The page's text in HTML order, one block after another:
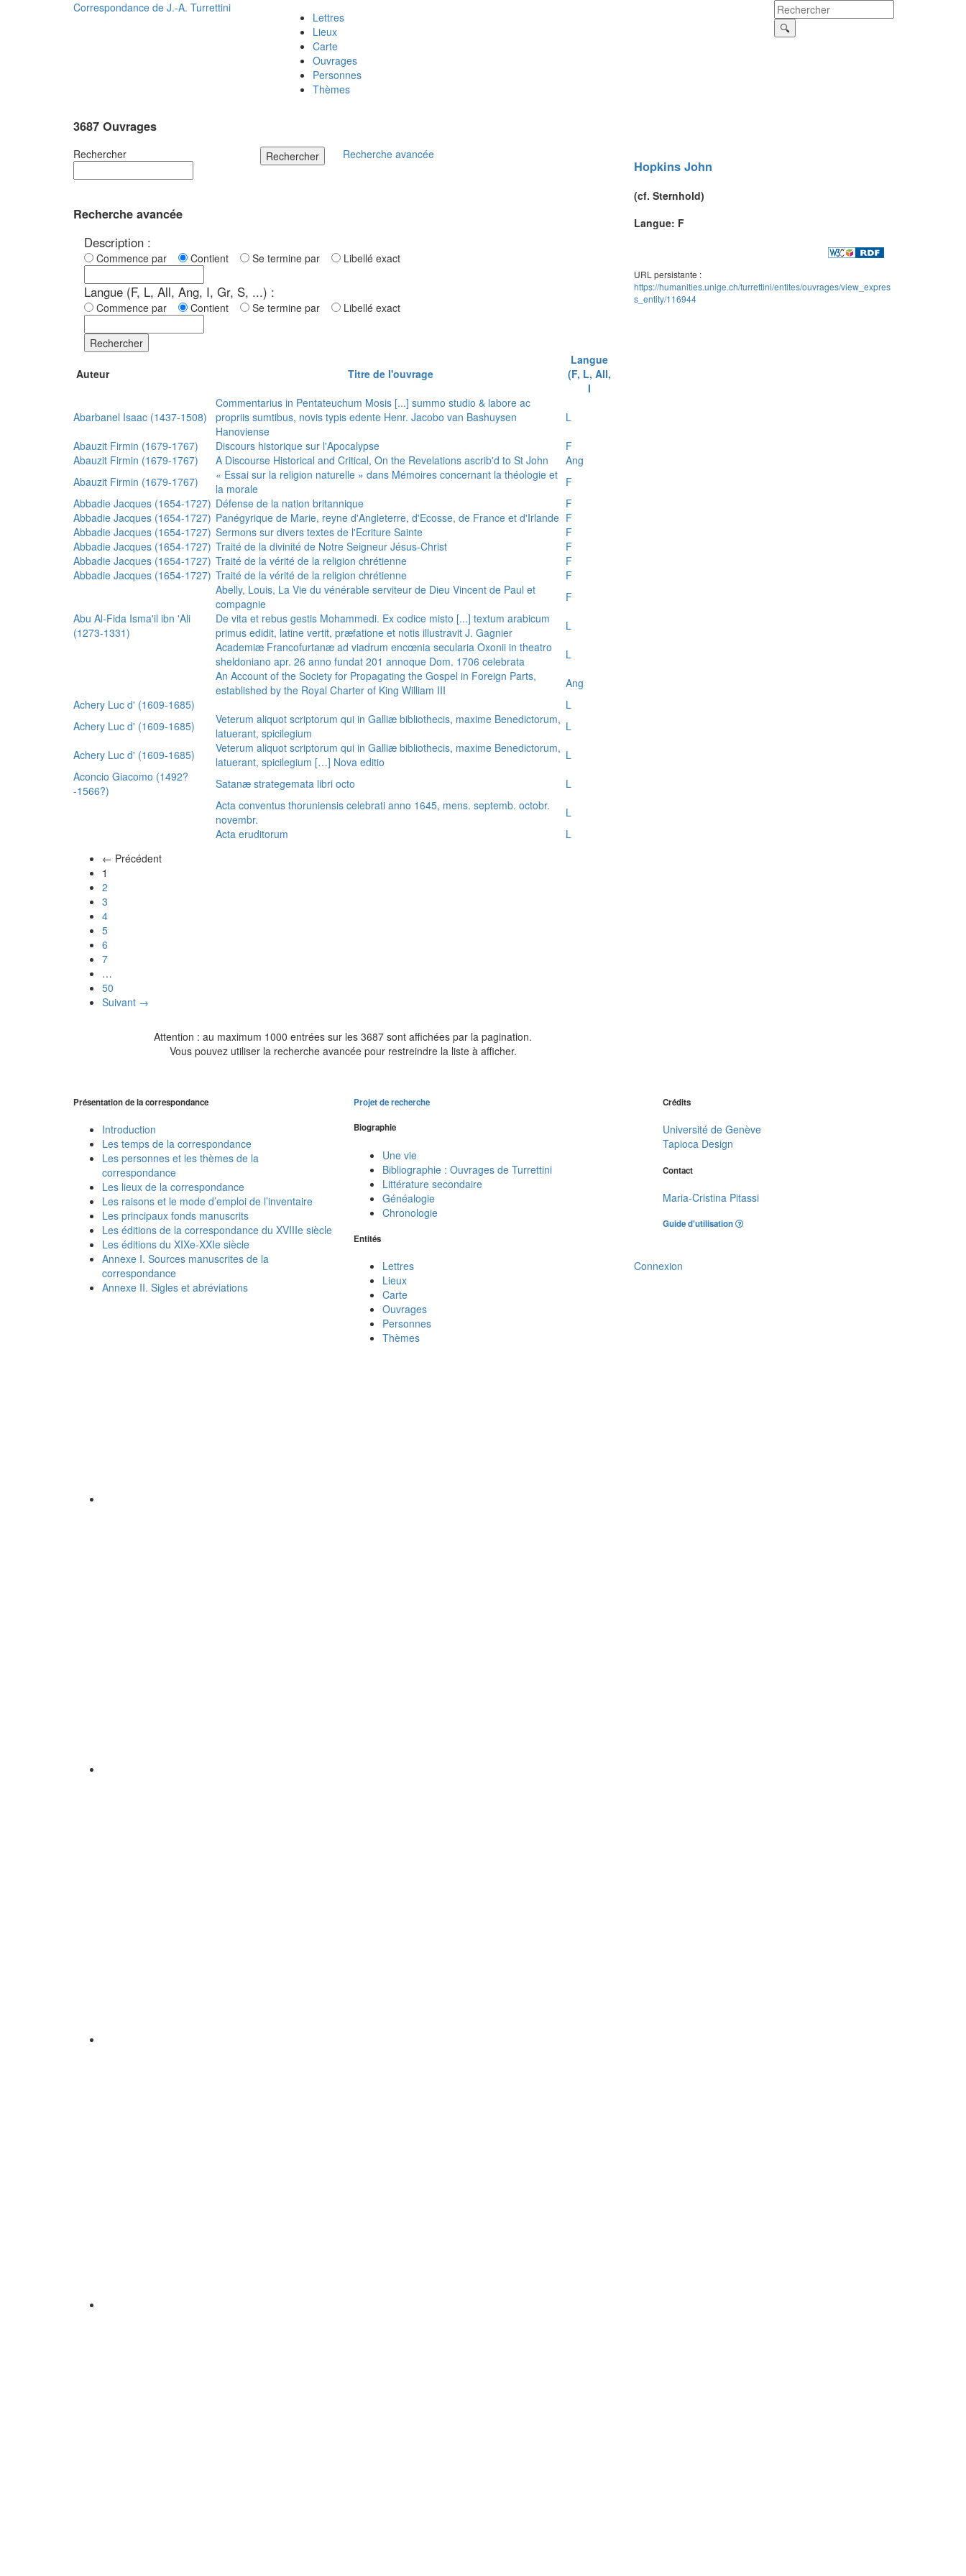
Correspondance de J.-A. Turrettini
Lettres
Lieux
Carte
Ouvrages
Personnes
Thèmes
3687 Ouvrages
Rechercher Rechercher Recherche avancée
Recherche avancée
Description :
Commence par Contient Se termine par Libellé exact
Langue (F, L, All, Ang, I, Gr, S, ...) :
Commence par Contient Se termine par Libellé exact
Rechercher
Auteur Titre de l'ouvrage
Langue
(F, L, All,
I
Abarbanel Isaac (1437-1508)
Commentarius in Pentateuchum Mosis [...] summo studio & labore ac
propriis sumtibus, novis typis edente Henr. Jacobo van Bashuysen
Hanoviense
L
Abauzit Firmin (1679-1767)
Discours historique sur l'Apocalypse
F
Abauzit Firmin (1679-1767)
A Discourse Historical and Critical, On the Revelations ascrib'd to St John
Ang
Abauzit Firmin (1679-1767)
« Essai sur la religion naturelle » dans Mémoires concernant la théologie et
la morale
F
Abbadie Jacques (1654-1727) Défense de la nation britannique
F
Abbadie Jacques (1654-1727) Panégyrique de Marie, reyne d'Angleterre, d'Ecosse, de France et d'Irlande F
Abbadie Jacques (1654-1727) Sermons sur divers textes de l'Ecriture Sainte
F
Abbadie Jacques (1654-1727) Traité de la divinité de Notre Seigneur Jésus-Christ
F
Abbadie Jacques (1654-1727) Traité de la vérité de la religion chrétienne
F
Abbadie Jacques (1654-1727) Traité de la vérité de la religion chrétienne
F
Abelly, Louis, La Vie du vénérable serviteur de Dieu Vincent de Paul et
compagnie
F
Abu Al-Fida Isma'il ibn 'Ali
(1273-1331)
De vita et rebus gestis Mohammedi. Ex codice misto [...] textum arabicum
primus edidit, latine vertit, præfatione et notis illustravit J. Gagnier
L
Academiæ Francofurtanæ ad viadrum encœnia secularia Oxonii in theatro
sheldoniano apr. 26 anno fundat 201 annoque Dom. 1706 celebrata
L
An Account of the Society for Propagating the Gospel in Foreign Parts,
established by the Royal Charter of King William III
Ang
Achery Luc d' (1609-1685)
L
Achery Luc d' (1609-1685)
Veterum aliquot scriptorum qui in Galliæ bibliothecis, maxime Benedictorum,
latuerant, spicilegium
L
Achery Luc d' (1609-1685)
Veterum aliquot scriptorum qui in Galliæ bibliothecis, maxime Benedictorum,
latuerant, spicilegium […] Nova editio
L
Aconcio Giacomo (1492?
-1566?)
Satanæ strategemata libri octo
L
Acta conventus thoruniensis celebrati anno 1645, mens. septemb. octobr.
novembr.
L
Acta eruditorum
L
← Précédent
1
2
3
4
5
6
7
…
50
Suivant →
Attention : au maximum 1000 entrées sur les 3687 sont affichées par la pagination.
Vous pouvez utiliser la recherche avancée pour restreindre la liste à afficher.
Hopkins John
(cf. Sternhold)
Langue: F
URL persistante :
https://humanities.unige.ch/turrettini/entites/ouvrages/view_expres
s_entity/116944
Présentation de la correspondance
Introduction
Les temps de la correspondance
Les personnes et les thèmes de la
correspondance
Les lieux de la correspondance
Les raisons et le mode d’emploi de l’inventaire
Les principaux fonds manuscrits
Les éditions de la correspondance du XVIIIe siècle
Les éditions du XIXe-XXIe siècle
Annexe I. Sources manuscrites de la
correspondance
Annexe II. Sigles et abréviations
Projet de recherche
Biographie
Une vie
Bibliographie : Ouvrages de Turrettini
Littérature secondaire
Généalogie
Chronologie
Entités
Lettres
Lieux
Carte
Ouvrages
Personnes
Thèmes
Crédits
Université de Genève
Tapioca Design
Contact
Maria-Cristina Pitassi
Guide d'utilisation
Connexion